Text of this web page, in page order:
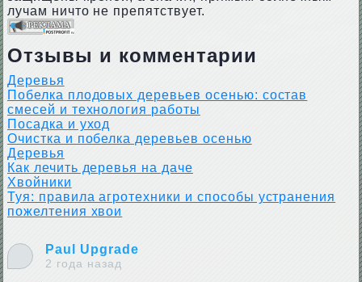
лучам ничто не препятствует.
Отзывы и комментарии
Деревья
Побелка плодовых деревьев осенью: состав
смесей и технология работы
Посадка и уход
Очистка и побелка деревьев осенью
Деревья
Как лечить деревья на даче
Хвойники
Туя: правила агротехники и способы устранения
пожелтения хвои
Paul Upgrade
2 года назад